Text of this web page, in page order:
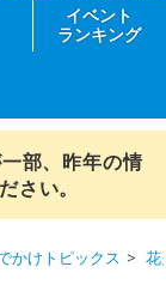
イベント
ランキング
部、昨年の情
さい。
かけトピックス 花